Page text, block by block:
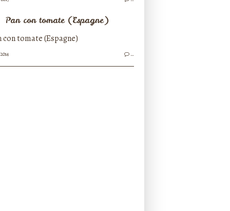
Pan con tomate (Espagne)
…